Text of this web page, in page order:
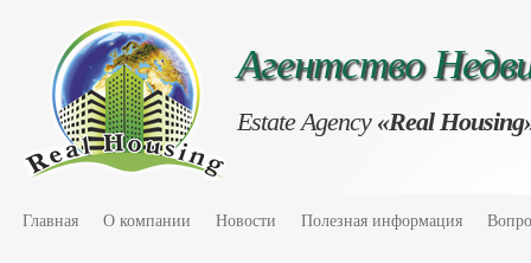
Агентство
Estate Agency «Real
Главная О компании Новости Полезная информация